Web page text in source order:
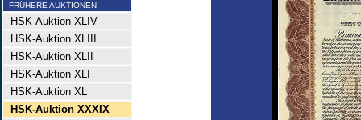
FRÜHERE AUKTIONEN
HSK-Auktion XLIV
HSK-Auktion XLIII
HSK-Auktion XLII
HSK-Auktion XLI
HSK-Auktion XL
HSK-Auktion XXXIX